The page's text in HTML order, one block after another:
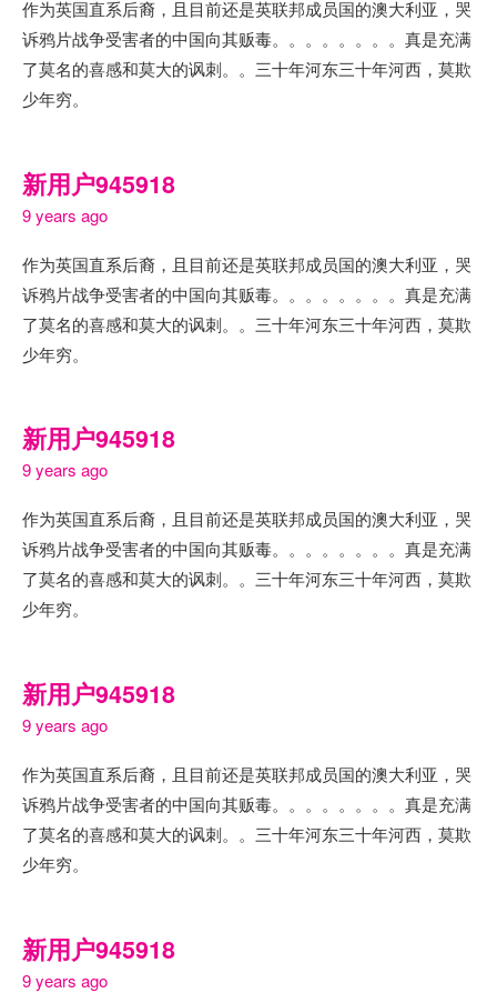
作为英国直系后裔，且目前还是英联邦成员国的澳大利亚，哭
诉鸦片战争受害者的中国向其贩毒。。。。。。。。真是充满
了莫名的喜感和莫大的讽刺。。三十年河东三十年河西，莫欺
少年穷。
新用户945918
9 years ago
作为英国直系后裔，且目前还是英联邦成员国的澳大利亚，哭
诉鸦片战争受害者的中国向其贩毒。。。。。。。。真是充满
了莫名的喜感和莫大的讽刺。。三十年河东三十年河西，莫欺
少年穷。
新用户945918
9 years ago
作为英国直系后裔，且目前还是英联邦成员国的澳大利亚，哭
诉鸦片战争受害者的中国向其贩毒。。。。。。。。真是充满
了莫名的喜感和莫大的讽刺。。三十年河东三十年河西，莫欺
少年穷。
新用户945918
9 years ago
作为英国直系后裔，且目前还是英联邦成员国的澳大利亚，哭
诉鸦片战争受害者的中国向其贩毒。。。。。。。。真是充满
了莫名的喜感和莫大的讽刺。。三十年河东三十年河西，莫欺
少年穷。
新用户945918
9 years ago